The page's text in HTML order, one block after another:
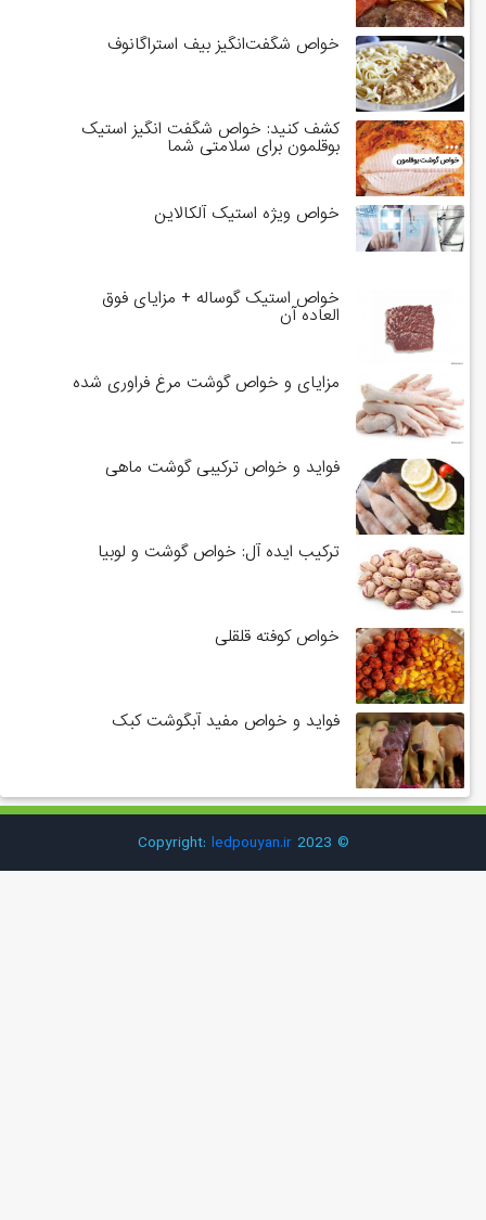
خواص شگفت‌انگیز بیف استراگانوف
کشف کنید: خواص شگفت انگیز استیک
بوقلمون برای سلامتی شما
خواص ویژه استیک آلکالاین
خواص استیک گوساله + مزایای فوق
العاده آن
مزایای و خواص گوشت مرغ فراوری شده
فواید و خواص ترکیبی گوشت ماهی
ترکیب ایده آل: خواص گوشت و لوبیا
خواص کوفته قلقلی
فواید و خواص مفید آبگوشت کبک
ledpouyan.ir